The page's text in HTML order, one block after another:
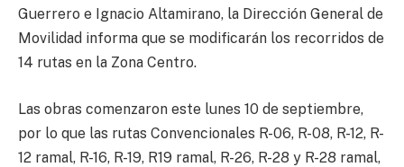
Guerrero e Ignacio Altamirano, la Dirección General de
Movilidad informa que se modificarán los recorridos de
14 rutas en la Zona Centro.
Las obras comenzaron este lunes 10 de septiembre,
por lo que las rutas Convencionales R-06, R-08, R-12, R-
12 ramal, R-16, R-19, R19 ramal, R-26, R-28 y R-28 ramal,